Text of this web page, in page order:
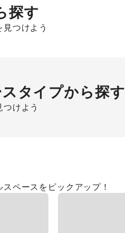
探す
つけよう
タイプから探す
けよう
ペースをピックアップ！